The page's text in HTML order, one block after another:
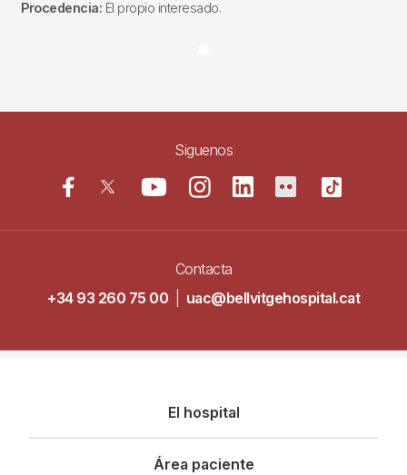
Procedencia: El propio interesado.
Siguenos
Contacta
+34 93 260 75 00
uac@bellvitgehospital.cat
principal
El hospital
Área paciente